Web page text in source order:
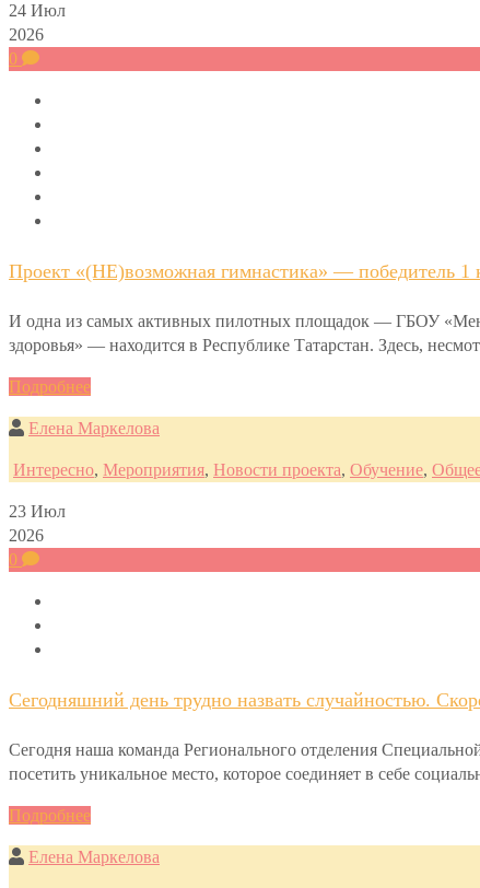
24 Июл
2026
0
Проект «(НЕ)возможная гимнастика» — победитель 1
И одна из самых активных пилотных площадок — ГБОУ
здоровья» — находится в Республике Татарстан. Здесь,
Подробнее
Елена Маркелова
Интересно, Мероприятия, Новости проекта, Обучение,
23 Июл
2026
0
Сегодняшний день трудно назвать случайностью.
Сегодня наша команда Регионального отделения
посетить уникальное место, которое соединяет в себе
Подробнее
Елена Маркелова